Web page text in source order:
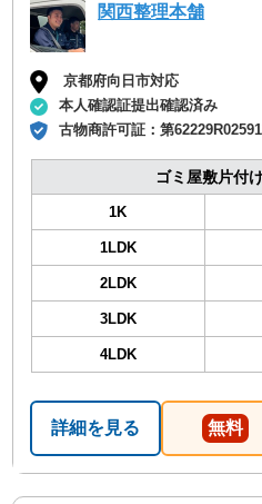
関西整理本舗
京都府向日市対応
本人確認証提出確認済み
古物商許可証：第
ゴミ屋敷片付
1K
1LDK
2LDK
3LDK
4LDK
詳細を見る 無料